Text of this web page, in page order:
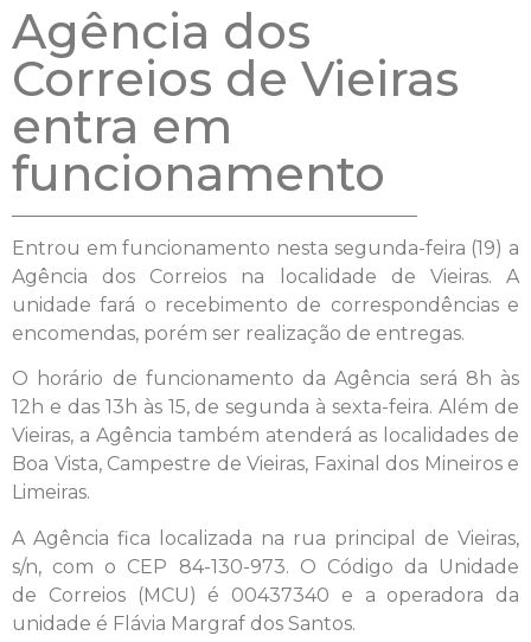
Agência dos
Correios de Vieiras
entra em
funcionamento
Entrou em funcionamento nesta segunda-feira (19) a
Agência dos Correios na localidade de Vieiras. A
unidade fará o recebimento de correspondências e
encomendas, porém ser realização de entregas.
O horário de funcionamento da Agência será 8h às
12h e das 13h às 15, de segunda à sexta-feira. Além de
Vieiras, a Agência também atenderá as localidades de
Boa Vista, Campestre de Vieiras, Faxinal dos Mineiros e
Limeiras.
A Agência fica localizada na rua principal de Vieiras,
s/n, com o CEP 84-130-973. O Código da Unidade
de Correios (MCU) é 00437340 e a operadora da
unidade é Flávia Margraf dos Santos.